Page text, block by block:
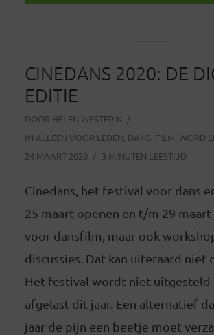
CINEDANS 2020: DE
EDITIE
DOOR HELEN WESTERIK
IN ALLEEN VOOR LEDEN, DANS, FILM, WORD
24 MAART 2020
3 MINUTEN LEESTIJD
Cinedans, het festival voor dans
25 maart openen en t/m 29 maart
voor dansfilm, maar ook
discussies. Dat kan uiteraard niet
Het festival wordt niet uitgesteld
afgelast dit jaar. Een alternatief
jaar de pijn een beetje moet